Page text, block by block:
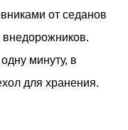
от седанов
минуту, в
для хранения.